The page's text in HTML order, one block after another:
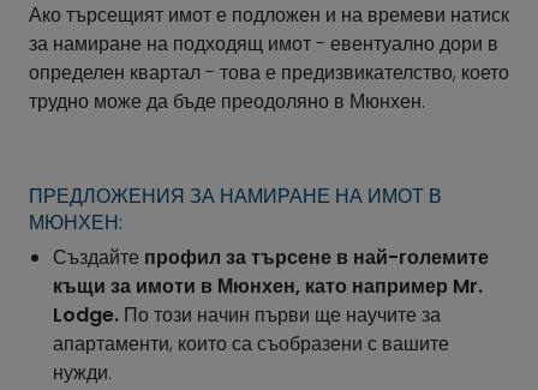
Ако търсещият имот е подложен и на времеви натиск
за намиране на подходящ имот - евентуално дори в
определен квартал - това е предизвикателство, което
трудно може да бъде преодоляно в Мюнхен.
ПРЕДЛОЖЕНИЯ ЗА НАМИРАНЕ НА ИМОТ В
МЮНХЕН:
Създайте профил за търсене в най-големите
къщи за имоти в Мюнхен, като например Mr.
Lodge. По този начин първи ще научите за
апартаменти, които са съобразени с вашите
нужди.